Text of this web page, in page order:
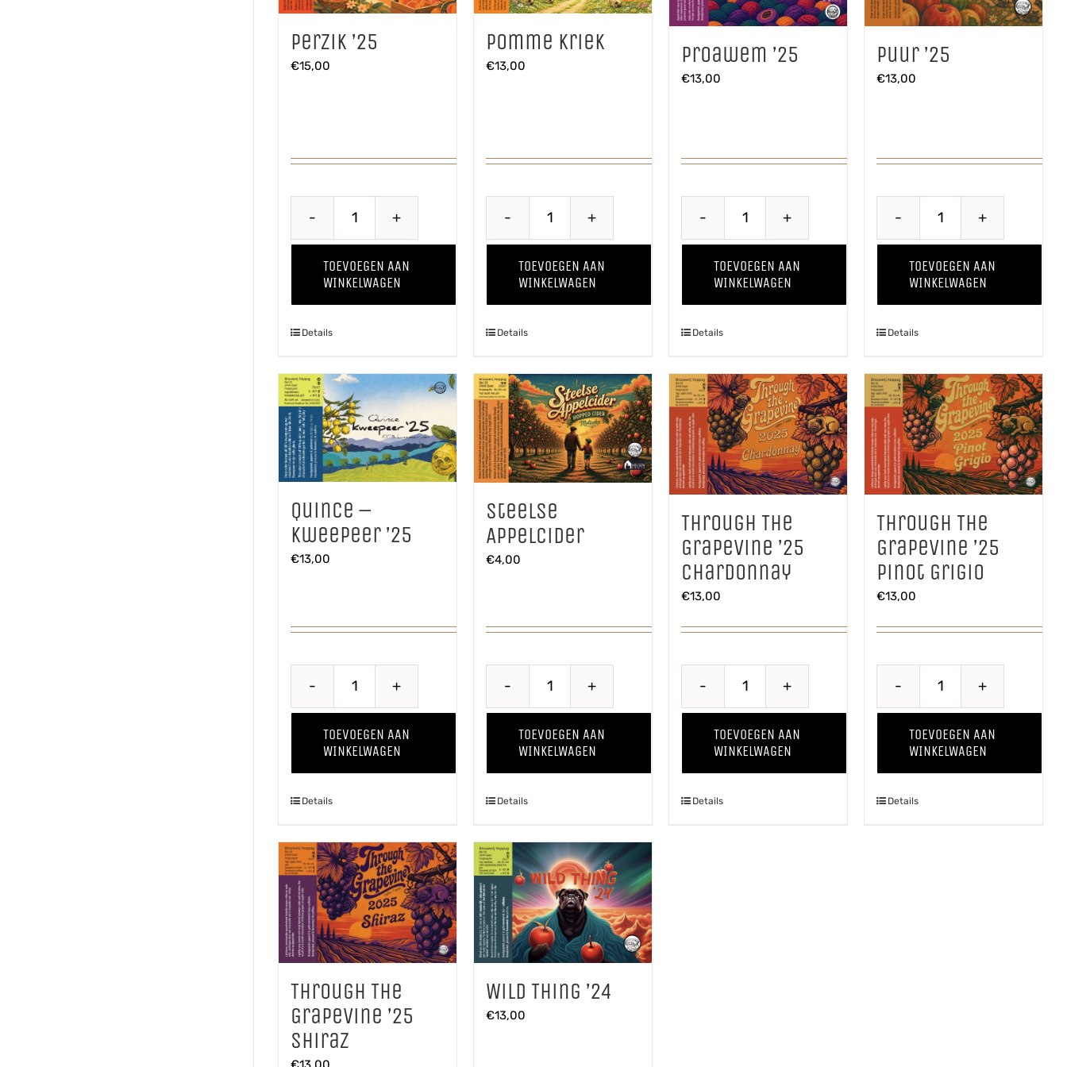
Perzik ’25
€15,00
aantal
TOEVOEGEN AAN
WINKELWAGEN
Details
Pomme Kriek
€13,00
aantal
TOEVOEGEN AAN
WINKELWAGEN
Details
Proawem ’25
€13,00
aantal
TOEVOEGEN AAN
WINKELWAGEN
Details
Puur ’25
€13,00
aantal
TOEVOEGEN AAN
WINKELWAGEN
Details
Quince –
Kweepeer ’25
€13,00
Kweepeer
TOEVOEGEN AAN
WINKELWAGEN
Details
Steelse
Appelcider
€4,00
aantal
TOEVOEGEN AAN
WINKELWAGEN
Details
Through The
Grapevine ’25
Chardonnay
€13,00
Grapevine
TOEVOEGEN AAN
WINKELWAGEN
Details
Through The
Grapevine ’25
Pinot Grigio
€13,00
Grapevine
TOEVOEGEN AAN
WINKELWAGEN
Details
Through The
Grapevine ’25
Shiraz
Wild Thing ’24
€13,00